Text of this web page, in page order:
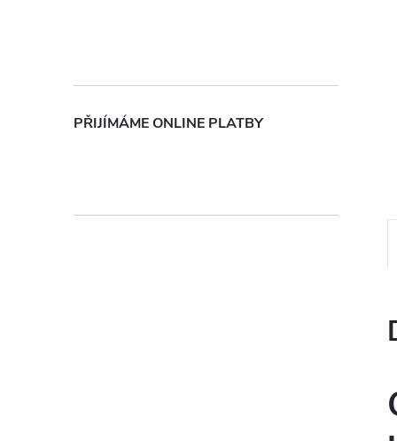
e
PŘIJÍMÁME ONLINE PLATBY